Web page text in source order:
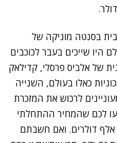
בסנטה מוניקה של
היו שייכים בעבר לכוכבים
של אלביס פרסלי, קדילאק
מכוניות כאלו בעולם, השנייה
לרכוש את המזכרת
לכם שהמחיר ההתחלתי
צפוי להיות בין 60 אלף ל-80 אלף דולרים. ואם חשבתם